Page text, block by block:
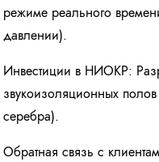
режиме реального
давлении).
Инвестиции в НИОКР:
звукоизоляционных
серебра).
Обратная связь с